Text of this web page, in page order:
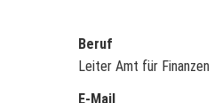
Beruf
Leiter Amt für Finanzen
E-Mail